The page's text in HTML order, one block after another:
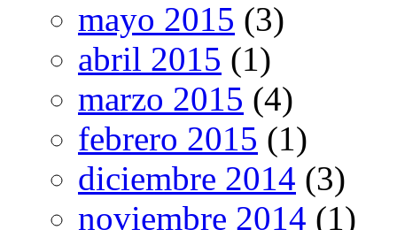
mayo 2015 (3)
abril 2015 (1)
marzo 2015 (4)
febrero 2015 (1)
diciembre 2014 (3)
noviembre 2014 (1)